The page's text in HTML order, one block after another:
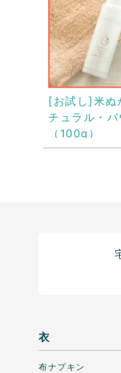
[お試し]米ぬ
チュラル・パ
（100g）
衣
布ナプキン